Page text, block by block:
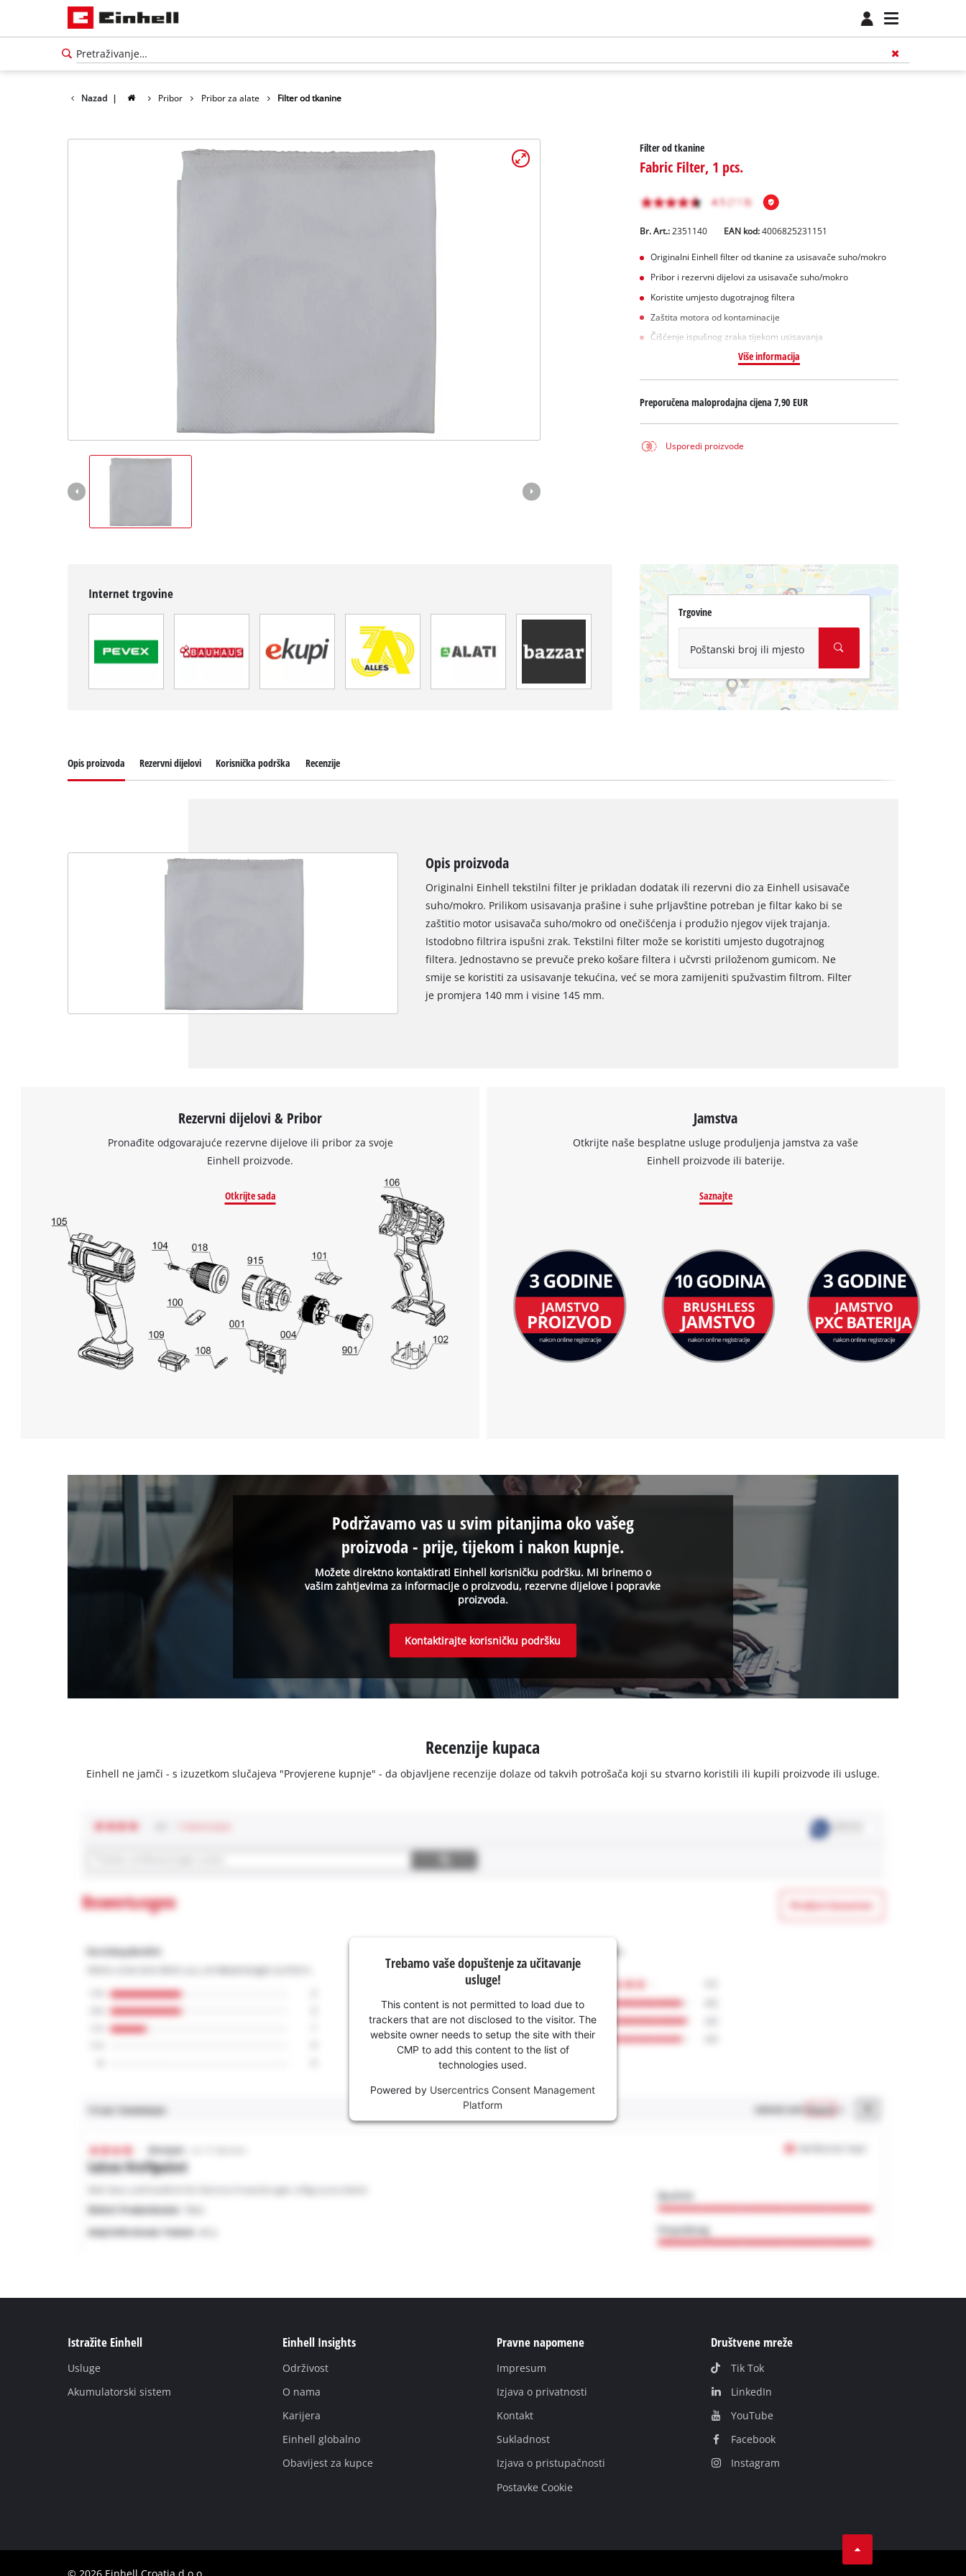
Nazad | Pribor Pribor za alate Filter od tkanine
Filter od tkanine
Fabric Filter, 1 pcs.
Br. Art.: 2351140 EAN kod:4006825231151
Originalni Einhell filter od tkanine za usisavače suho/mokro
Pribor i rezervni dijelovi za usisavače suho/mokro
Koristite umjesto dugotrajnog filtera
Zaštita motora od kontaminacije
Čišćenje ispušnog zraka tijekom usisavanja
Više informacija
Preporučena maloprodajna cijena 7,90 EUR
Usporedi proizvode
Internet trgovine
Trgovine
Poštanski broj ili mjesto
Trebamo vaše dopuštenje za učitavanje
Google Maps usluge!
This content is not permitted to load due
to trackers that are not disclosed to the
visitor. The website owner needs to setup
the site with their CMP to add this content
to the list of technologies used.
Powered by
Usercentrics Consent
Opis proizvoda Rezervni dijelovi Korisnička podrška Recenzije
Opis proizvoda
Originalni Einhell tekstilni filter je prikladan dodatak ili rezervni dio za Einhell usisavače
suho/mokro. Prilikom usisavanja prašine i suhe prljavštine potreban je filtar kako bi se
zaštitio motor usisavača suho/mokro od onečišćenja i produžio njegov vijek trajanja.
Istodobno filtrira ispušni zrak. Tekstilni filter može se koristiti umjesto dugotrajnog
filtera. Jednostavno se prevuče preko košare filtera i učvrsti priloženom gumicom. Ne
smije se koristiti za usisavanje tekućina, već se mora zamijeniti spužvastim filtrom. Filter
je promjera 140 mm i visine 145 mm.
Rezervni dijelovi & Pribor
Pronađite odgovarajuće rezervne dijelove ili pribor za svoje
Einhell proizvode.
Otkrijte sada
Jamstva
Otkrijte naše besplatne usluge produljenja jamstva za vaše
Einhell proizvode ili baterije.
Saznajte
Možete direktno kontaktirati Einhell korisničku podršku. Mi brinemo o
vašim zahtjevima za informacije o proizvodu, rezervne dijelove i popravke
proizvoda.
Podržavamo vas u svim pitanjima oko vašeg
proizvoda - prije, tijekom i nakon kupnje.
Kontaktirajte korisničku podršku
Recenzije kupaca
Einhell ne jamči - s izuzetkom slučajeva "Provjerene kupnje" - da objavljene recenzije dolaze od takvih potrošača koji su stvarno koristili ili kupili proizvode ili usluge.
Trebamo vaše dopuštenje za učitavanje
usluge!
This content is not permitted to load due to
trackers that are not disclosed to the visitor. The
website owner needs to setup the site with their
CMP to add this content to the list of
technologies used.
Powered by Usercentrics Consent Management
Platform
Istražite Einhell
Usluge
Akumulatorski sistem
Einhell Insights
Održivost
O nama
Karijera
Einhell globalno
Obavijest za kupce
Pravne napomene
Impresum
Izjava o privatnosti
Kontakt
Sukladnost
Izjava o pristupačnosti
Postavke Cookie
Društvene mreže
Tik Tok
LinkedIn
YouТube
Facebook
Instagram